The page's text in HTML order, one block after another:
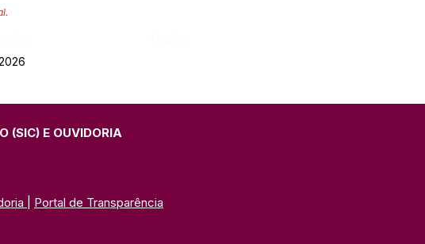
(SIC) E OUVIDORIA
Portal de Transparência